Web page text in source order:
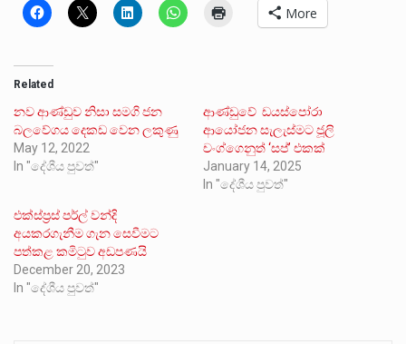
More
Related
නව ආණ්ඩුව නිසා සමගි ජන
බලවේගය දෙකඩ වෙන ලකුණු
May 12, 2022
In "දේශීය පුවත්"
ආණ්ඩුවේ ඩයස්පෝරා
ආයෝජන සැලැස්මට ජූලි
චංග්ගෙනුත් ‘සප්’ එකක්
January 14, 2025
In "දේශීය පුවත්"
එක්ස්ප්‍රස් පර්ල් වන්දි
අයකරගැනීම ගැන සෙවීමට
පත්කළ කමිටුව අඩපණයි
December 20, 2023
In "දේශීය පුවත්"